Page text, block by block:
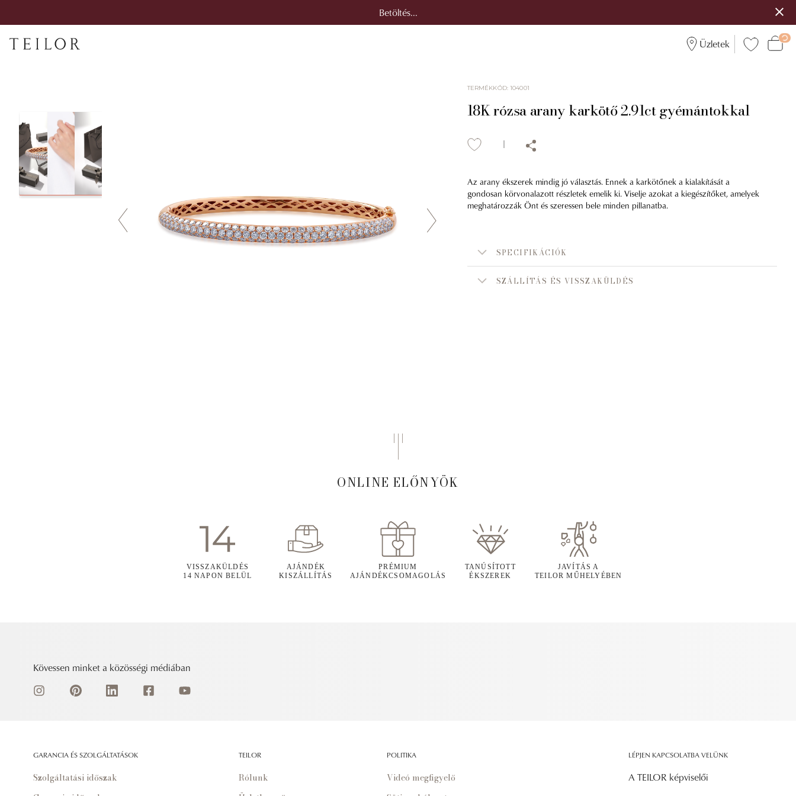
Betöltés...
Üzletek
TERMÉKKÓD:104001
18K rózsa arany karkötő 2.91ct gyémántokkal
Az arany ékszerek mindig jó választás. Ennek a karkötőnek a kialakítását a
gondosan körvonalazott részletek emelik ki. Viselje azokat a kiegészítőket, amelyek
meghatározzák Önt és szeressen bele minden pillanatba.
SPECIFIKÁCIÓK
SZÁLLÍTÁS ÉS VISSZAKÜLDÉS
ONLINE ELŐNYÖK
VISSZAKÜLDÉS
14 NAPON BELÜL
AJÁNDÉK
KISZÁLLÍTÁS
PRÉMIUM
AJÁNDÉKCSOMAGOLÁS
TANÚSÍTOTT
ÉKSZEREK
JAVÍTÁS A
TEILOR MŰHELYÉBEN
Kövessen minket a közösségi médiában
GARANCIA ÉS SZOLGÁLTATÁSOK
Szolgáltatási időszak
TEILOR
Rólunk
POLITIKA
Videó megfigyelő
LÉPJEN KAPCSOLATBA VELÜNK
A TEILOR képviselői